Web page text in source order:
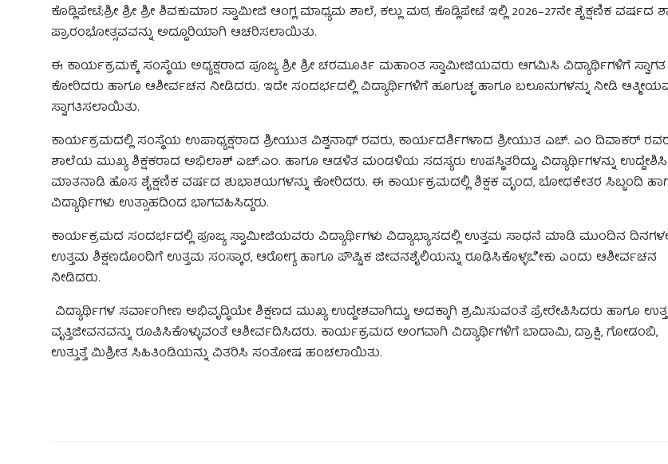
ಕೊಡ್ಲಿಪೇಟೆ;ಶ್ರೀ ಶ್ರೀ ಶ್ರೀ ಶಿವಕುಮಾರ ಸ್ವಾಮೀಜಿ ಆಂಗ್ಲ ಮಾಧ್ಯಮ ಶಾಲೆ, ಕಲ್ಲು ಮಠ, ಕೊಡ್ಲಿಪೇಟೆ ಇಲ್ಲಿ 2026–27ನೇ ಶೈಕ್ಷಣಿಕ ವರ್ಷದ
ಪ್ರಾರಂಭೋತ್ಸವವನ್ನು ಅದ್ದೂರಿಯಾಗಿ ಆಚರಿಸಲಾಯಿತು.
ಈ ಕಾರ್ಯಕ್ರಮಕ್ಕೆ ಸಂಸ್ಥೆಯ ಅಧ್ಯಕ್ಷರಾದ ಪೂಜ್ಯ ಶ್ರೀ ಶ್ರೀ ಚರಮೂರ್ತಿ ಮಹಾಂತ ಸ್ವಾಮೀಜಿಯವರು ಆಗಮಿಸಿ ವಿದ್ಯಾರ್ಥಿಗಳಿಗೆ ಸ್ವಾಗತ
ಕೋರಿದರು ಹಾಗೂ ಆಶೀರ್ವಚನ ನೀಡಿದರು. ಇದೇ ಸಂದರ್ಭದಲ್ಲಿ ವಿದ್ಯಾರ್ಥಿಗಳಿಗೆ ಹೂಗುಚ್ಛ ಹಾಗೂ ಬಲೂನುಗಳನ್ನು ನೀಡಿ
ಸ್ವಾಗತಿಸಲಾಯಿತು.
ಕಾರ್ಯಕ್ರಮದಲ್ಲಿ ಸಂಸ್ಥೆಯ ಉಪಾಧ್ಯಕ್ಷರಾದ ಶ್ರೀಯುತ ವಿಶ್ವನಾಥ್ ರವರು, ಕಾರ್ಯದರ್ಶಿಗಳಾದ ಶ್ರೀಯುತ ಎಚ್. ಎಂ ದಿವಾಕರ್
ಶಾಲೆಯ ಮುಖ್ಯ ಶಿಕ್ಷಕರಾದ ಅಭಿಲಾಶ್ ಎಚ್.ಎಂ. ಹಾಗೂ ಆಡಳಿತ ಮಂಡಳಿಯ ಸದಸ್ಯರು ಉಪಸ್ಥಿತರಿದ್ದು, ವಿದ್ಯಾರ್ಥಿಗಳನ್ನು ಉದ್ದೇಶಿಸಿ
ಮಾತನಾಡಿ ಹೊಸ ಶೈಕ್ಷಣಿಕ ವರ್ಷದ ಶುಭಾಶಯಗಳನ್ನು ಕೋರಿದರು. ಈ ಕಾರ್ಯಕ್ರಮದಲ್ಲಿ ಶಿಕ್ಷಕ ವೃಂದ, ಬೋಧಕೇತರ ಸಿಬ್ಬಂದಿ
ವಿದ್ಯಾರ್ಥಿಗಳು ಉತ್ಸಾಹದಿಂದ ಭಾಗವಹಿಸಿದ್ದರು.
ಕಾರ್ಯಕ್ರಮದ ಸಂದರ್ಭದಲ್ಲಿ ಪೂಜ್ಯ ಸ್ವಾಮೀಜಿಯವರು ವಿದ್ಯಾರ್ಥಿಗಳು ವಿದ್ಯಾಭ್ಯಾಸದಲ್ಲಿ ಉತ್ತಮ ಸಾಧನೆ ಮಾಡಿ ಮುಂದಿನ
ಉತ್ತಮ ಶಿಕ್ಷಣದೊಂದಿಗೆ ಉತ್ತಮ ಸಂಸ್ಕಾರ, ಆರೋಗ್ಯ ಹಾಗೂ ಪೌಷ್ಟಿಕ ಜೀವನಶೈಲಿಯನ್ನು ರೂಢಿಸಿಕೊಳ್ಳಬೇಕು ಎಂದು ಆಶೀರ್ವಚನ
ನೀಡಿದರು.
ವಿದ್ಯಾರ್ಥಿಗಳ ಸರ್ವಾಂಗೀಣ ಅಭಿವೃದ್ಧಿಯೇ ಶಿಕ್ಷಣದ ಮುಖ್ಯ ಉದ್ದೇಶವಾಗಿದ್ದು, ಅದಕ್ಕಾಗಿ ಶ್ರಮಿಸುವಂತೆ ಪ್ರೇರೇಪಿಸಿದರು ಹಾಗೂ
ವೃತ್ತಿಜೀವನವನ್ನು ರೂಪಿಸಿಕೊಳ್ಳುವಂತೆ ಆಶೀರ್ವದಿಸಿದರು. ಕಾರ್ಯಕ್ರಮದ ಅಂಗವಾಗಿ ವಿದ್ಯಾರ್ಥಿಗಳಿಗೆ ಬಾದಾಮಿ, ದ್ರಾಕ್ಷಿ, ಗೋಡಂಬಿ,
ಉತ್ತುತ್ತೆ ಮಿಶ್ರೀತ ಸಿಹಿತಿಂಡಿಯನ್ನು ವಿತರಿಸಿ ಸಂತೋಷ ಹಂಚಲಾಯಿತು.